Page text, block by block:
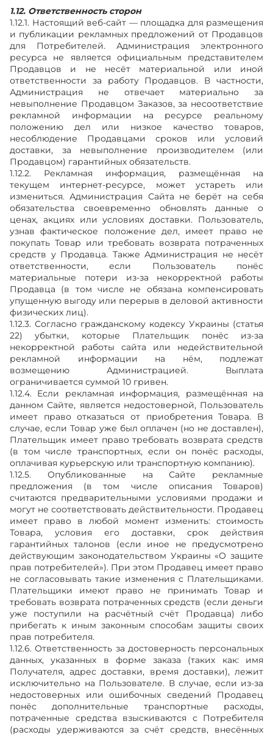
1.12. Ответственность сторон
1.12.1. Настоящий веб-сайт — площадка для размещения
и публикации рекламных предложений от Продавцов
для Потребителей. Администрация электронного
ресурса не является официальным представителем
Продавцов и не несёт материальной или иной
ответственности за работу Продавцов. В частности,
Администрация не отвечает материально за
невыполнение Продавцом Заказов, за несоответствие
рекламной информации на ресурсе реальному
положению дел или низкое качество товаров,
несоблюдение Продавцами сроков или условий
доставки, за невыполнение производителем (или
Продавцом) гарантийных обязательств.
1.12.2. Рекламная информация, размещённая на
текущем интернет-ресурсе, может устареть или
измениться. Администрация Сайта не берёт на себя
обязательства своевременно обновлять данные о
ценах, акциях или условиях доставки. Пользователь,
узнав фактическое положение дел, имеет право не
покупать Товар или требовать возврата потраченных
средств у Продавца. Также Администрация не несёт
ответственности, если Пользователь понёс
материальные потери из-за некорректной работы
Продавца (в том числе не обязана компенсировать
упущенную выгоду или перерыв в деловой активности
физических лиц).
1.12.3. Согласно гражданскому кодексу Украины (статья
22) убытки, которые Плательщик понёс из-за
некорректной работы сайта или недействительной
рекламной информации на нём, подлежат
возмещению Администрацией. Выплата
ограничивается суммой 10 гривен.
1.12.4. Если рекламная информация, размещённая на
данном Сайте, является недостоверной, Пользователь
имеет право отказаться от приобретения Товара. В
случае, если Товар уже был оплачен (но не доставлен),
Плательщик имеет право требовать возврата средств
(в том числе транспортных, если он понёс расходы,
оплачивая курьерскую или транспортную компанию).
1.12.5. Опубликованные на Сайте рекламные
предложения (в том числе описания Товаров)
считаются предварительными условиями продажи и
могут не соответствовать действительности. Продавец
имеет право в любой момент изменить: стоимость
Товара, условия его доставки, срок действия
гарантийных талонов (если иное не предусмотрено
действующим законодательством Украины «О защите
прав потребителей»). При этом Продавец имеет право
не согласовывать такие изменения с Плательщиками.
Плательщики имеют право не принимать Товар и
требовать возврата потраченных средств (если деньги
уже поступили на расчётный счёт Продавца) либо
прибегать к иным законным способам защиты своих
прав потребителя.
1.12.6. Ответственность за достоверность персональных
данных, указанных в форме заказа (таких как: имя
Получателя, адрес доставки, время доставки), лежит
исключительно на Пользователе. В случае, если из-за
недостоверных или ошибочных сведений Продавец
понёс дополнительные транспортные расходы,
потраченные средства взыскиваются с Потребителя
(расходы удерживаются за счёт средств, внесённых